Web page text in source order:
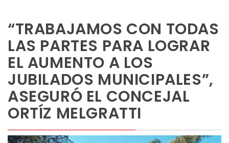
“TRABAJAMOS CON TODAS
LAS PARTES PARA LOGRAR
EL AUMENTO A LOS
JUBILADOS MUNICIPALES”,
ASEGURÓ EL CONCEJAL
ORTÍZ MELGRATTI